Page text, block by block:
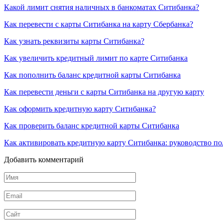
Какой лимит снятия наличных в банкоматах Ситибанка?
Как перевести с карты Ситибанка на карту Сбербанка?
Как узнать реквизиты карты Ситибанка?
Как увеличить кредитный лимит по карте Ситибанка
Как пополнить баланс кредитной карты Ситибанка
Как перевести деньги с карты Ситибанка на другую карту
Как оформить кредитную карту Ситибанка?
Как проверить баланс кредитной карты Ситибанка
Как активировать кредитную карту Ситибанка: руководство
Добавить комментарий
Имя
*
Email
*
Сайт